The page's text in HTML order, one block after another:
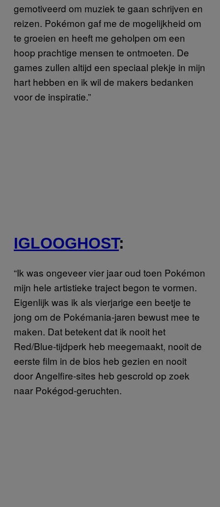
gemotiveerd om muziek te gaan schrijven en
reizen. Pokémon gaf me de mogelijkheid om
te groeien en heeft me geholpen om een
hoop prachtige mensen te ontmoeten. De
games zullen altijd een speciaal plekje in mijn
hart hebben en ik wil de makers bedanken
voor de inspiratie.”
IGLOOGHOST:
“Ik was ongeveer vier jaar oud toen Pokémon
mijn hele artistieke traject begon te vormen.
Eigenlijk was ik als vierjarige een beetje te
jong om de Pokémania-jaren bewust mee te
maken. Dat betekent dat ik nooit het
Red/Blue-tijdperk heb meegemaakt, nooit de
eerste film in de bios heb gezien en nooit
door Angelfire-sites heb gescrold op zoek
naar Pokégod-geruchten.